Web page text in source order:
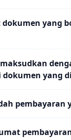
yang
dokumen yang
pembayaran